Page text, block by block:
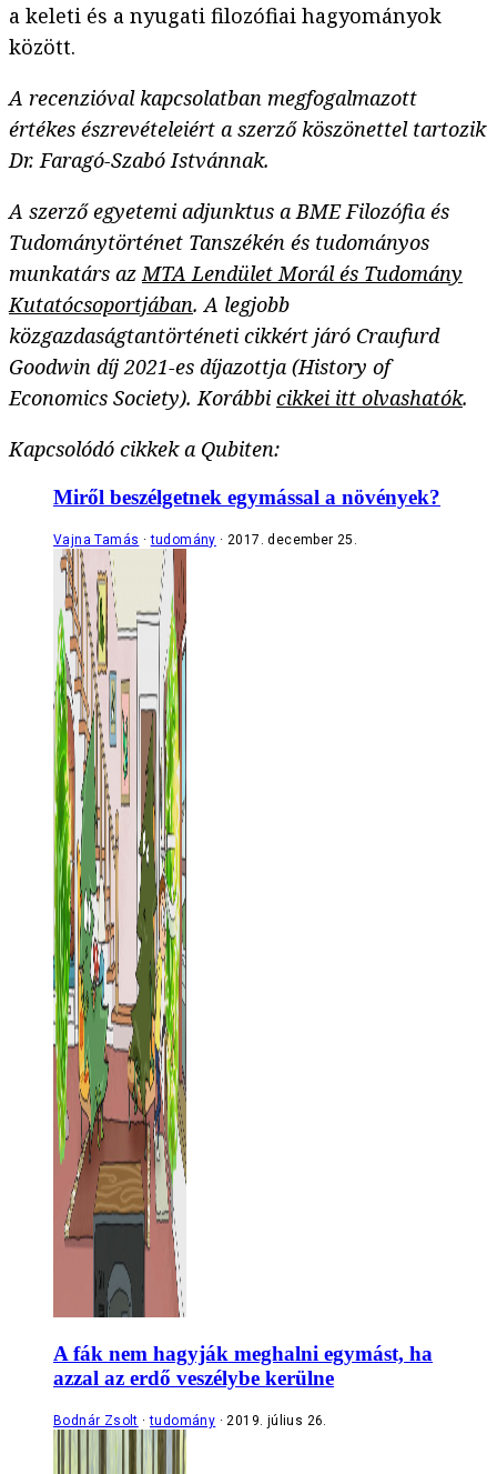
a keleti és a nyugati filozófiai hagyományok
között.
A recenzióval kapcsolatban megfogalmazott
értékes észrevételeiért a szerző köszönettel tartozik
Dr. Faragó-Szabó Istvánnak.
A szerző egyetemi adjunktus a BME Filozófia és
Tudománytörténet Tanszékén és tudományos
munkatárs azMTA Lendület Morál és Tudomány
Kutatócsoportjában. A legjobb
közgazdaságtantörténeti cikkért járó Craufurd
Goodwin díj 2021-es díjazottja (History of
Economics Society). Korábbi cikkei itt olvashatók.
Kapcsolódó cikkek a Qubiten:
Miről beszélgetnek egymással a növények?
Vajna Tamás tudomány 2017. december 25.
A fák nem hagyják meghalni egymást, ha
azzal az erdő veszélybe kerülne
Bodnár Zsolt tudomány 2019. július 26.